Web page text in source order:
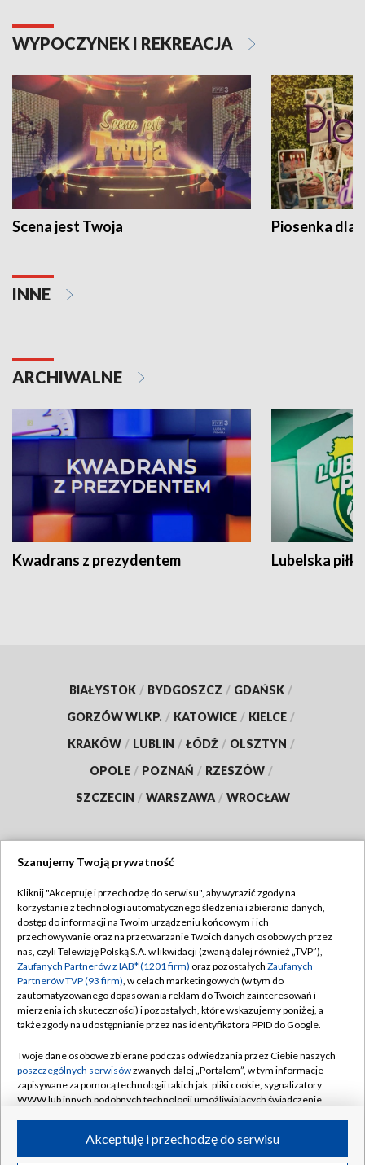
WYPOCZYNEK I REKREACJA
Scena jest Twoja Piosenka dla
INNE
ARCHIWALNE
Kwadrans z prezydentem Lubelska piłka
BIAŁYSTOK / BYDGOSZCZ / GDAŃSK /
GORZÓW WLKP. / KATOWICE / KIELCE /
KRAKÓW / LUBLIN / ŁÓDŹ / OLSZTYN /
OPOLE / POZNAŃ / RZESZÓW /
SZCZECIN / WARSZAWA / WROCŁAW
TVP
Abonament TVP
Emisja w TVP
Centrum informacji TVP
Naziemna Telewizja Cyfrowa
Rada Programowa
System NOS
Informacje o nadawcy
Program dla prasy
Regulamin TVP
Polityka prywatności
Moje zgody
Pomoc
Kontakt
Kanały
Szanujemy Twoją prywatność
Kliknij "Akceptuję i przechodzę do serwisu", aby wyrazić zgody na
korzystanie z technologii automatycznego śledzenia i zbierania danych,
dostęp do informacji na Twoim urządzeniu końcowym i ich
przechowywanie oraz na przetwarzanie Twoich danych osobowych przez
nas, czyli Telewizję Polską S.A. w likwidacji (zwaną dalej również „TVP”),
Zaufanych Partnerów z IAB* (1201 firm) oraz pozostałych Zaufanych
Partnerów TVP (93 firm), w celach marketingowych (w tym do
zautomatyzowanego dopasowania reklam do Twoich zainteresowań i
mierzenia ich skuteczności) i pozostałych, które wskazujemy poniżej, a
także zgody na udostępnianie przez nas identyfikatora PPID do Google.
Twoje dane osobowe zbierane podczas odwiedzania przez Ciebie naszych
poszczególnych serwisówzwanych dalej „Portalem”, w tym informacje
zapisywane za pomocą technologii takich jak: pliki cookie, sygnalizatory
WWW lub innych podobnych technologii umożliwiających świadczenie
ruchu w Internecie.Akceptuję i przechodzę do serwisu